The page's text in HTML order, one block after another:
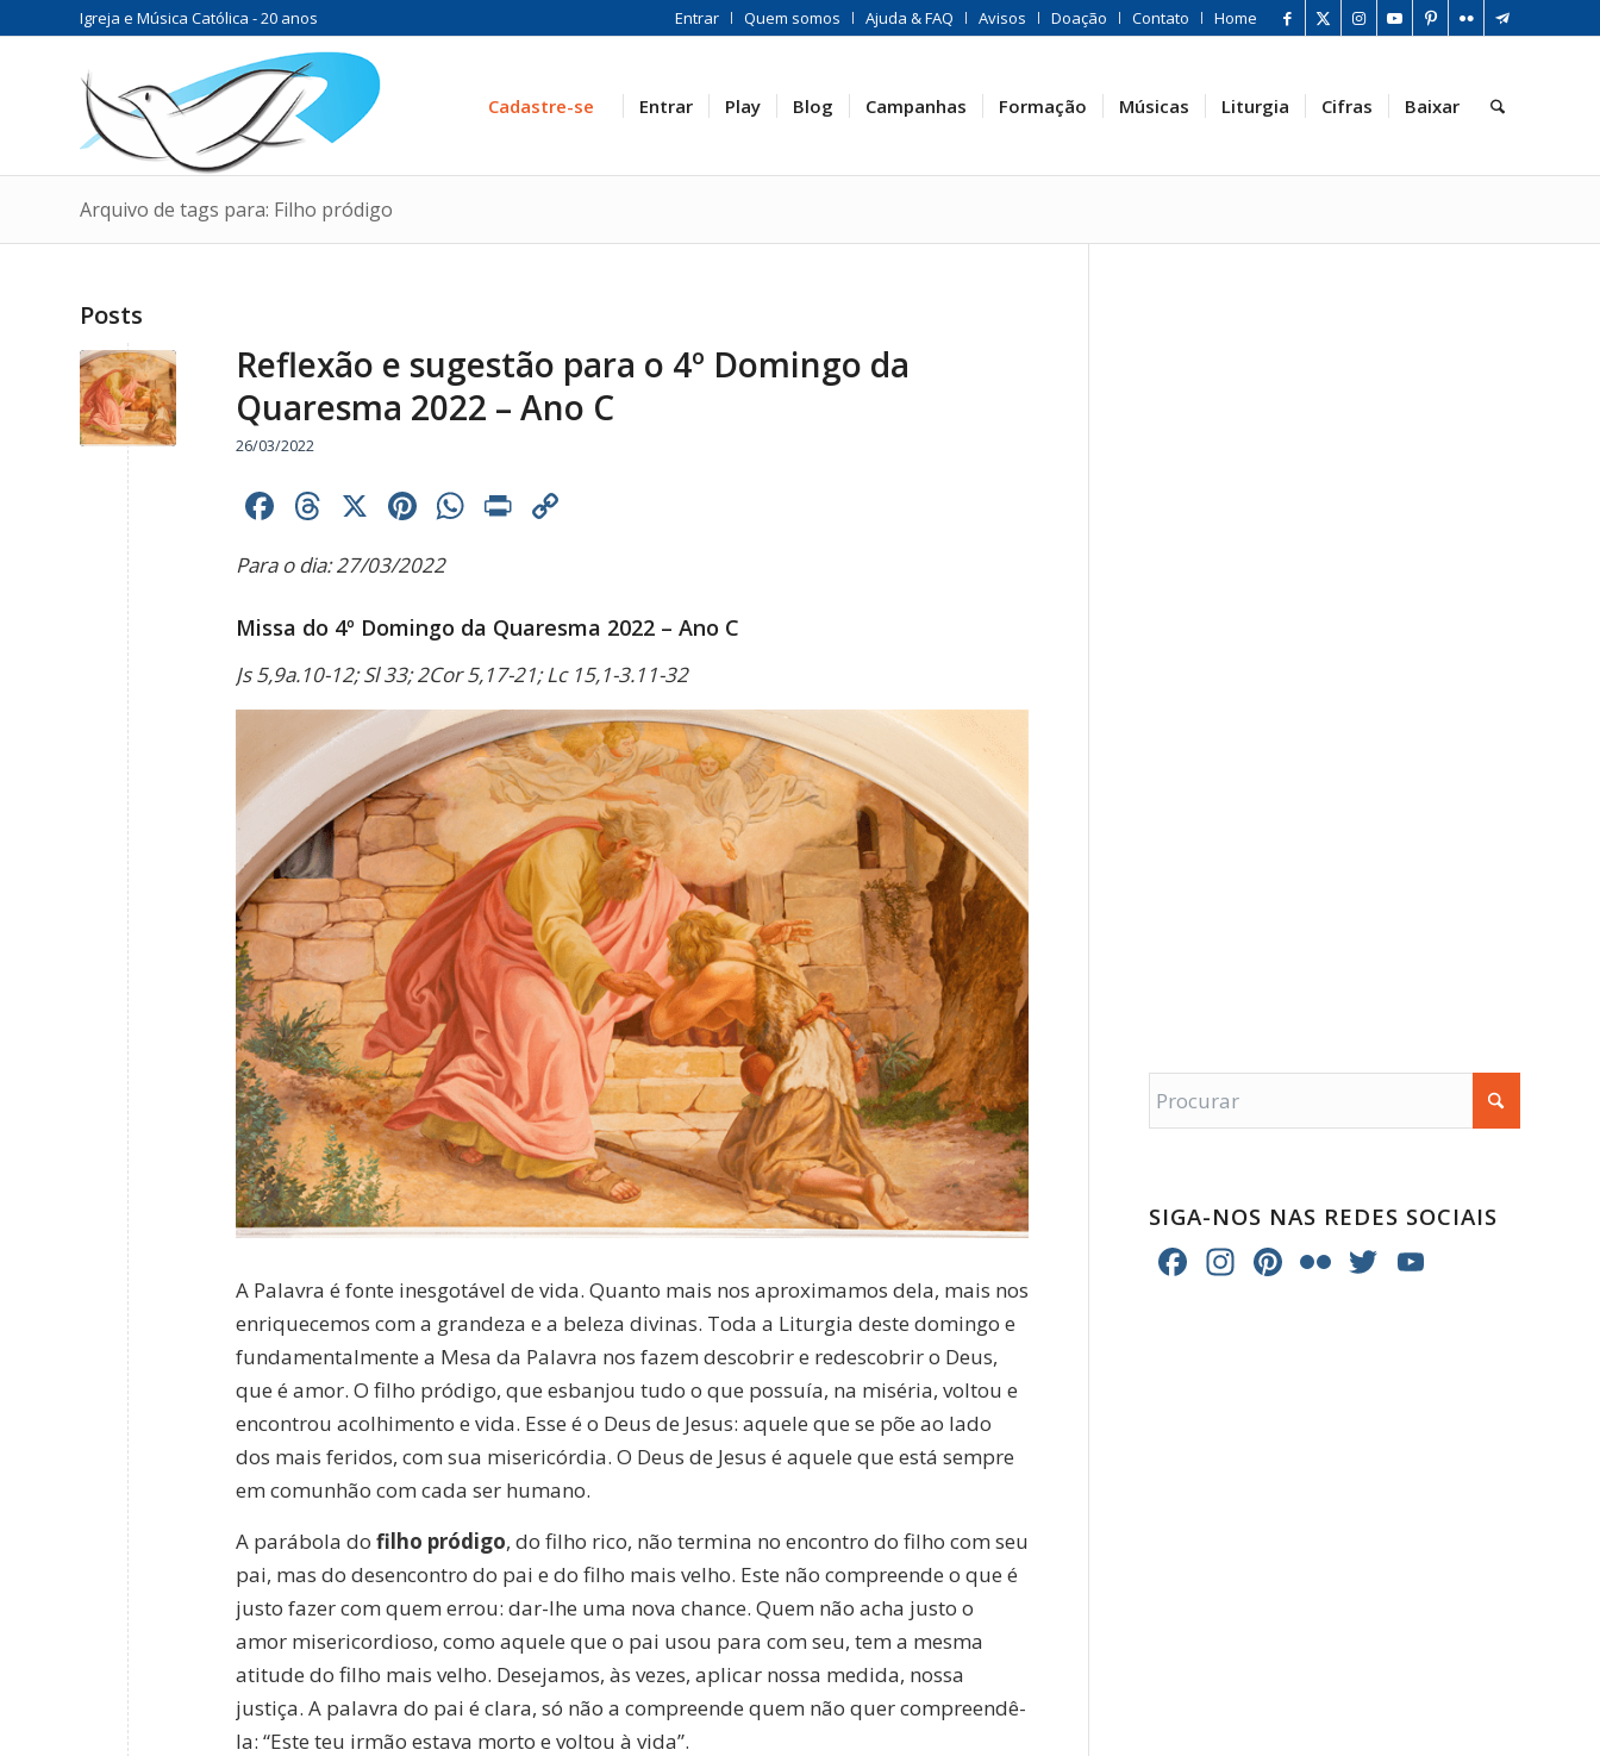
Entrar Quem somos Ajuda & FAQ Avisos Doação Contato Home
Igreja e Música Católica - 20 anos
Cadastre-se Entrar Play Blog Campanhas Formação Músicas Liturgia Cifras Baixar
Arquivo de tags para: Filho pródigo
Posts
Reflexão e sugestão para o 4º Domingo da
Quaresma 2022 – Ano C
26/03/2022
Facebook
Threads
X Pinterest
WhatsApp
Print
Para o dia: 27/03/2022
Missa do 4º Domingo da Quaresma 2022 – Ano C
Js 5,9a.10-12; Sl 33; 2Cor 5,17-21; Lc 15,1-3.11-32
A Palavra é fonte inesgotável de vida. Quanto mais nos aproximamos dela, mais nos
enriquecemos com a grandeza e a beleza divinas. Toda a Liturgia deste domingo e
fundamentalmente a Mesa da Palavra nos fazem descobrir e redescobrir o Deus,
que é amor. O filho pródigo, que esbanjou tudo o que possuía, na miséria, voltou e
encontrou acolhimento e vida. Esse é o Deus de Jesus: aquele que se põe ao lado
dos mais feridos, com sua misericórdia. O Deus de Jesus é aquele que está sempre
em comunhão com cada ser humano.
A parábola do filho pródigo, do filho rico, não termina no encontro do filho com seu
pai, mas do desencontro do pai e do filho mais velho. Este não compreende o que é
justo fazer com quem errou: dar-lhe uma nova chance. Quem não acha justo o
amor misericordioso, como aquele que o pai usou para com seu, tem a mesma
atitude do filho mais velho. Desejamos, às vezes, aplicar nossa medida, nossa
justiça. A palavra do pai é clara, só não a compreende quem não quer compreendê-
la: “Este teu irmão estava morto e voltou à vida”.
SIGA-NOS NAS REDES SOCIAIS
Facebook
Instagram
Pinterest
FlickrTwitter